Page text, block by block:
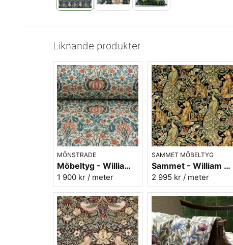
Liknande produkter
MÖNSTRADE
Möbeltyg - William Morris - Little Chintz - teal/saffron
1 900 kr / meter
SAMMET MÖBELTYG
Sammet - William Morris - Forest Velvet - Charcoal
2 995 kr / meter